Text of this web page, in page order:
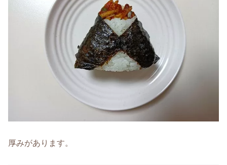
厚みがあります。